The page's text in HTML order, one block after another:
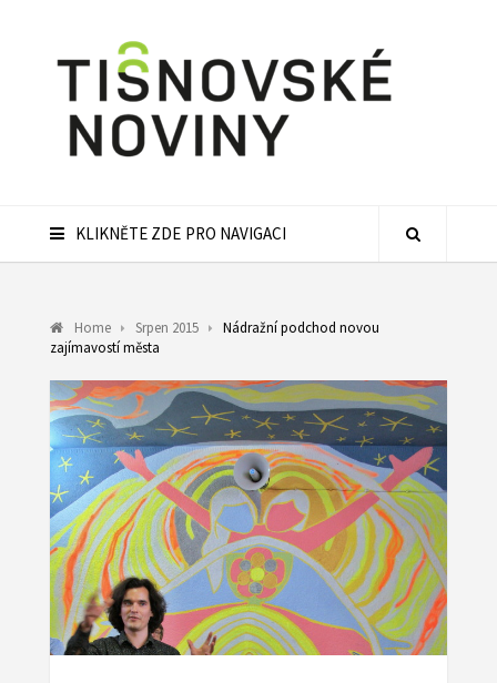
KLIKNĚTE ZDE PRO NAVIGACI
Home Srpen 2015
Nádražní podchod novou
zajímavostí města